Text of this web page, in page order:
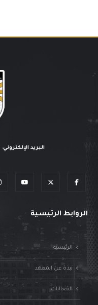
البريد الإلكتروني:
الروابط الرئيسية
الرئيسية
نبذة عن المعهد
الفعاليات